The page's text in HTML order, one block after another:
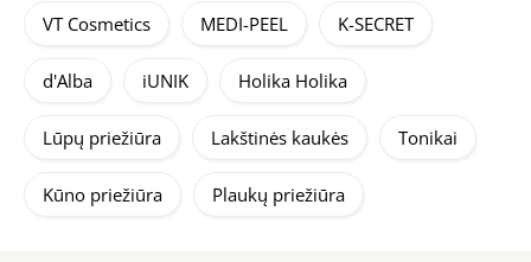
VT Cosmetics MEDI-PEEL K-SECRET
d'Alba iUNIK Holika Holika
Lūpų priežiūra Lakštinės kaukės Tonikai
Kūno priežiūra Plaukų priežiūra